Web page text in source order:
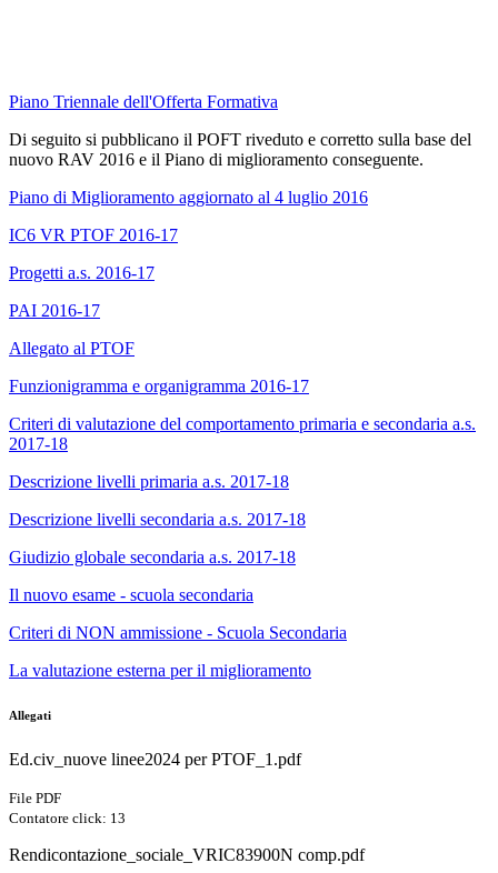
Piano Triennale dell'Offerta Formativa
Di seguito si pubblicano il POFT riveduto e corretto sulla base del
nuovo RAV 2016 e il Piano di miglioramento conseguente.
Piano di Miglioramento aggiornato al 4 luglio 2016
IC6 VR PTOF 2016-17
Progetti a.s. 2016-17
PAI 2016-17
Allegato al PTOF
Funzionigramma e organigramma 2016-17
Criteri di valutazione del comportamento primaria e secondaria a.s.
2017-18
Descrizione livelli primaria a.s. 2017-18
Descrizione livelli secondaria a.s. 2017-18
Giudizio globale secondaria a.s. 2017-18
Il nuovo esame - scuola secondaria
Criteri di NON ammissione - Scuola Secondaria
La valutazione esterna per il miglioramento
Allegati
Ed.civ_nuove linee2024 per PTOF_1.pdf
File PDF
Contatore click: 13
Rendicontazione_sociale_VRIC83900N comp.pdf